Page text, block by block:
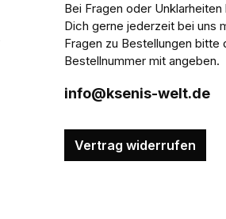
Bei Fragen oder Unklarheiten
Dich gerne jederzeit bei uns
Fragen zu Bestellungen bitte
Bestellnummer mit angeben.
info@ksenis-welt.de
Vertrag widerrufen